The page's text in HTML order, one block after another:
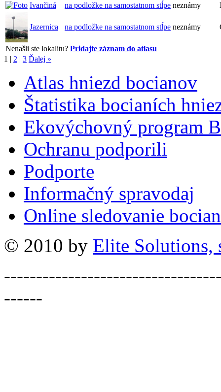
Ivančiná
na podložke na samostatnom stĺpe neznámy
Jazernica na podložke na samostatnom stĺpe neznámy
Nenašli ste lokalitu? Pridajte záznam do atlasu
1 | 2 | 3 Ďalej »
Atlas hniezd bocianov
Štatistika bocianích
Ekovýchovný program
Ochranu podporili
Podporte
Informačný spravodaj
Online sledovanie
© 2010 by Elite Solutions,
------